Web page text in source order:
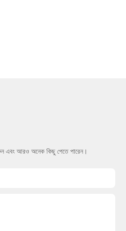
এবং আরও অনেক কিছু পেতে পারেন।